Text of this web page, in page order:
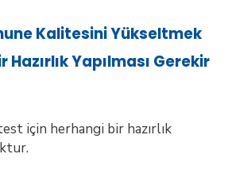
Kalitesini Yükseltmek
Hazırlık Yapılması Gerekir
için herhangi bir hazırlık